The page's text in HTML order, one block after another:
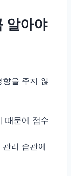
알아야
향을 주지 않
때문에 점수
리 습관에